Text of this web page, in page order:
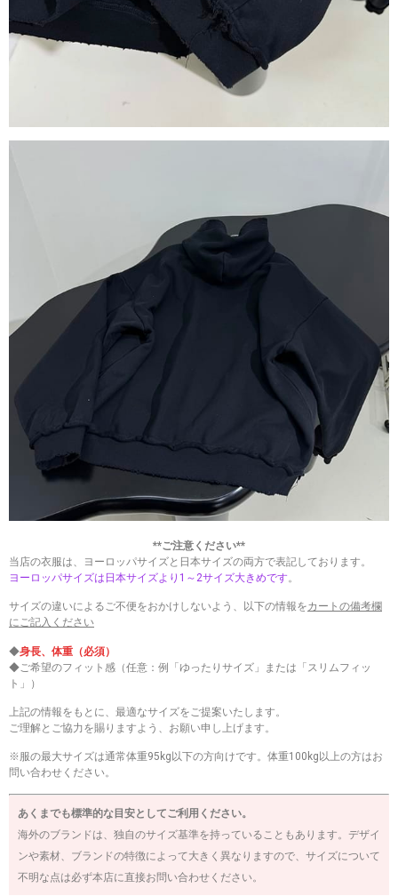
**ご注意ください**
当店の衣服は、ヨーロッパサイズと日本サイズの両方で表記しております。
ヨーロッパサイズは日本サイズより1～2サイズ大きめです。
サイズの違いによるご不便をおかけしないよう、以下の情報をカートの備考欄
にご記入ください
◆身長、体重（必須）
◆ご希望のフィット感（任意：例「ゆったりサイズ」または「スリムフィッ
ト」）
上記の情報をもとに、最適なサイズをご提案いたします。
ご理解とご協力を賜りますよう、お願い申し上げます。
※服の最大サイズは通常体重95kg以下の方向けです。体重100kg以上の方はお
問い合わせください。
あくまでも標準的な目安としてご利用ください。
海外のブランドは、独自のサイズ基準を持っていることもあります。デザイ
ンや素材、ブランドの特徴によって大きく異なりますので、サイズについて
不明な点は必ず本店に直接お問い合わせください。